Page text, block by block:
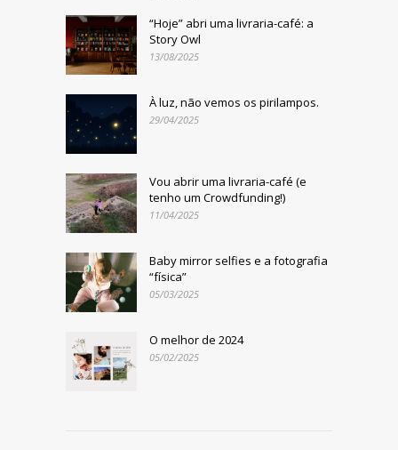
“Hoje” abri uma livraria-café: a
Story Owl
13/08/2025
À luz, não vemos os pirilampos.
29/04/2025
Vou abrir uma livraria-café (e
tenho um Crowdfunding!)
11/04/2025
Baby mirror selfies e a fotografia
“física”
05/03/2025
O melhor de 2024
05/02/2025